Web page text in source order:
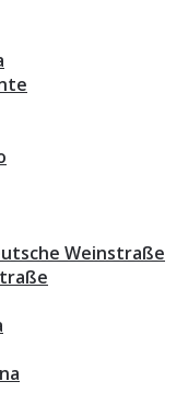
Weinstraße